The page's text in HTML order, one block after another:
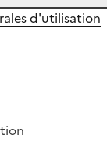
d'utilisation